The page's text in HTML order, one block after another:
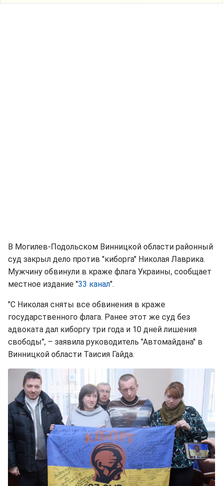
В Могилев-Подольском Винницкой области районный
суд закрыл дело против "киборга" Николая Лаврика.
Мужчину обвинули в краже флага Украины, сообщает
местное издание "33 канал".
"С Николая сняты все обвинения в краже
государственного флага. Ранее этот же суд без
адвоката дал киборгу три года и 10 дней лишения
свободы", – заявила руководитель "Автомайдана" в
Винницкой области Таисия Гайда.